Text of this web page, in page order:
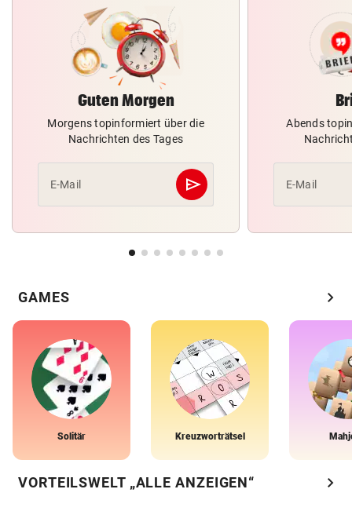
Guten Morgen
Morgens topinformiert über die
Nachrichten des Tages
E-Mail send
Abschicken
Abends
E-Mail
GAMES chevron_right
Solitär Kreuzworträtsel
VORTEILSWELT „ALLE ANZEIGEN“ chevron_right